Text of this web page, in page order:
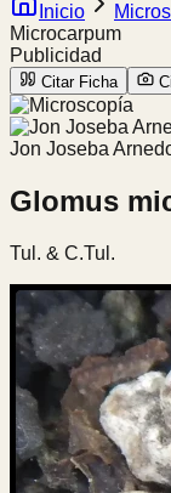
Inicio
Microcarpum
Publicidad
Citar Ficha
Jon Joseba
Glomus
Tul. & C.Tul.